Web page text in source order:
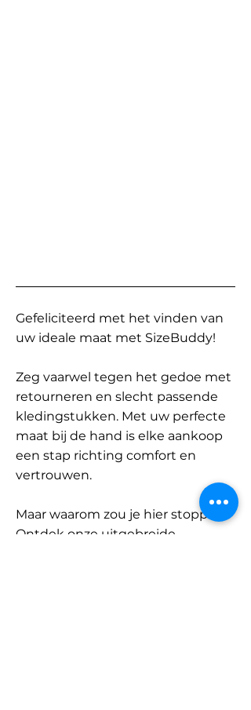
Gefeliciteerd met het vinden van
uw ideale maat met SizeBuddy!
Zeg vaarwel tegen het gedoe met
retourneren en slecht passende
kledingstukken. Met uw perfecte
maat bij de hand is elke aankoop
een stap richting comfort en
vertrouwen.
Maar waarom zou je hier stoppen?
Ontdek onze uitgebreide